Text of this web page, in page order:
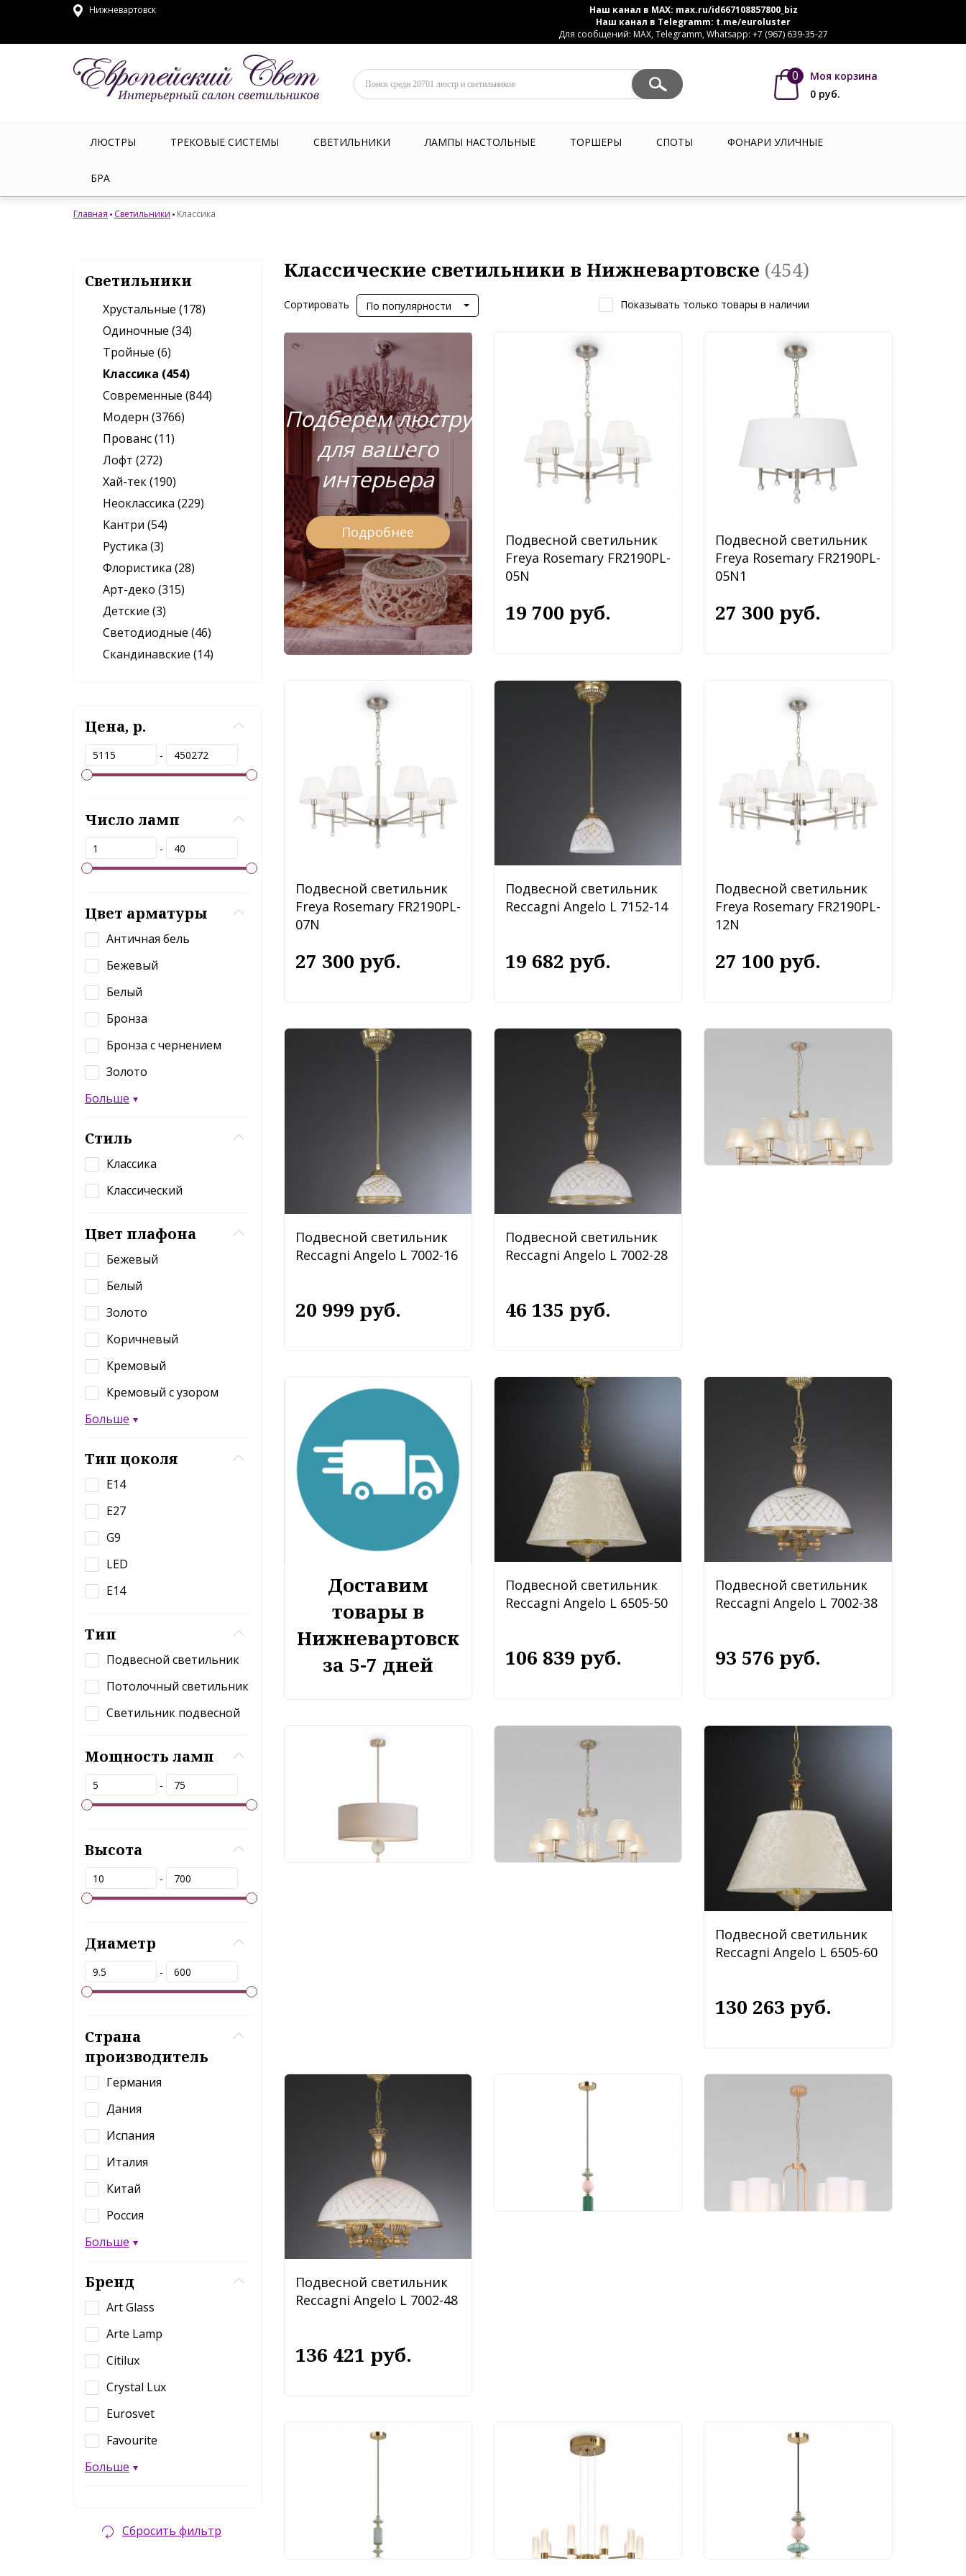
Нижневартовск Наш канал в MAX: max.ru/id667108857800_biz
Наш канал в Telegramm: t.me/euroluster
Для сообщений: MAX, Telegramm, Whatsapp: +7 (967) 639-35-27
0
Моя корзина
0 руб.
ЛЮСТРЫ ТРЕКОВЫЕ СИСТЕМЫ СВЕТИЛЬНИКИ ЛАМПЫ НАСТОЛЬНЫЕ ТОРШЕРЫ СПОТЫ ФОНАРИ УЛИЧНЫЕ
БРА
Главная Светильники Классика
Светильники
Хрустальные (178)
Одиночные (34)
Тройные (6)
Классика (454)
Современные (844)
Модерн (3766)
Прованс (11)
Лофт (272)
Хай-тек (190)
Неоклассика (229)
Кантри (54)
Рустика (3)
Флористика (28)
Арт-деко (315)
Детские (3)
Светодиодные (46)
Скандинавские (14)
Цена, р.
-
Число ламп
-
Цвет арматуры
Античная бель
Бежевый
Белый
Бронза
Бронза с чернением
Золото
Больше
Стиль
Классика
Классический
Цвет плафона
Бежевый
Белый
Золото
Коричневый
Кремовый
Кремовый с узором
Больше
Тип цоколя
E14
E27
G9
LED
Е14
Тип
Подвесной светильник
Потолочный светильник
Светильник подвесной
Мощность ламп
-
Высота
-
Диаметр
-
Страна
производитель
Германия
Дания
Испания
Италия
Китай
Россия
Больше
Бренд
Art Glass
Arte Lamp
Citilux
Crystal Lux
Eurosvet
Favourite
Больше
Сбросить фильтр
Классические светильники в Нижневартовске (454)
Сортировать По популярности Показывать только товары в наличии
Подберем люстру
для вашего
интерьера
Подробнее
Подвесной светильник
Freya Rosemary FR2190PL-
05N
19 700 руб.
Подвесной светильник
Freya Rosemary FR2190PL-
05N1
27 300 руб.
Подвесной светильник
Freya Rosemary FR2190PL-
07N
27 300 руб.
Подвесной светильник
Reccagni Angelo L 7152-14
19 682 руб.
Подвесной светильник
Freya Rosemary FR2190PL-
12N
27 100 руб.
Подвесной светильник
Reccagni Angelo L 7002-16
20 999 руб.
Подвесной светильник
Reccagni Angelo L 7002-28
46 135 руб.
Подвесной светильник
Eurosvet Charuel 60148/7
36 600 руб.
Доставим
товары в
Нижневартовск
за 5-7 дней
Подвесной светильник
Reccagni Angelo L 6505-50
106 839 руб.
Подвесной светильник
Reccagni Angelo L 7002-38
93 576 руб.
Подвесной светильник
Подвесной светильник
Eurosvet Charuel 60148/5
26 100 руб.
Подвесной светильник
Reccagni Angelo L 6505-60
130 263 руб.
Подвесной светильник
Reccagni Angelo L 7002-48
136 421 руб.
Подвесной светильник
12 956 руб.
Подвесной светильник
Eurosvet Purezza 60128/6
10 400 руб.
Подвесной светильник
12 956 руб.
Подвесной светильник
32 040 руб.
Подвесной светильник
12 597 руб.